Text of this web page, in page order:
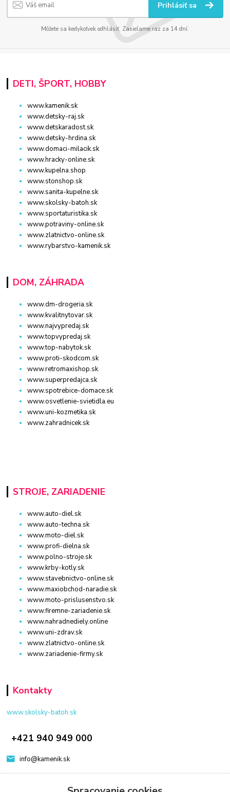
Prihlásiť sa
Môžete sa kedykoľvek odhlásiť. Zasielame raz za 14 dní.
DETI, ŠPORT, HOBBY
www.kamenik.sk
www.detsky-raj.sk
www.detskaradost.sk
www.detsky-hrdina.sk
www.domaci-milacik.sk
www.hracky-online.sk
www.kupelna.shop
www.stonshop.sk
www.sanita-kupelne.sk
www.skolsky-batoh.sk
www.sportaturistika.sk
www.potraviny-online.sk
www.zlatnictvo-online.sk
www.rybarstvo-kamenik.sk
DOM, ZÁHRADA
www.dm-drogeria.sk
www.kvalitnytovar.sk
www.najvypredaj.sk
www.topvypredaj.sk
www.top-nabytok.sk
www.proti-skodcom.sk
www.retromaxishop.sk
www.superpredajca.sk
www.spotrebice-domace.sk
www.osvetlenie-svietidla.eu
www.uni-kozmetika.sk
www.zahradnicek.sk
STROJE, ZARIADENIE
www.auto-diel.sk
www.auto-techna.sk
www.moto-diel.sk
www.profi-dielna.sk
www.polno-stroje.sk
www.krby-kotly.sk
www.stavebnictvo-online.sk
www.maxiobchod-naradie.sk
www.moto-prislusenstvo.sk
www.firemne-zariadenie.sk
www.nahradnediely.online
www.uni-zdrav.sk
www.zlatnictvo-online.sk
www.zariadenie-firmy.sk
Kontakty
www.skolsky-batoh.sk
+421 940 949 000
info@kamenik.sk